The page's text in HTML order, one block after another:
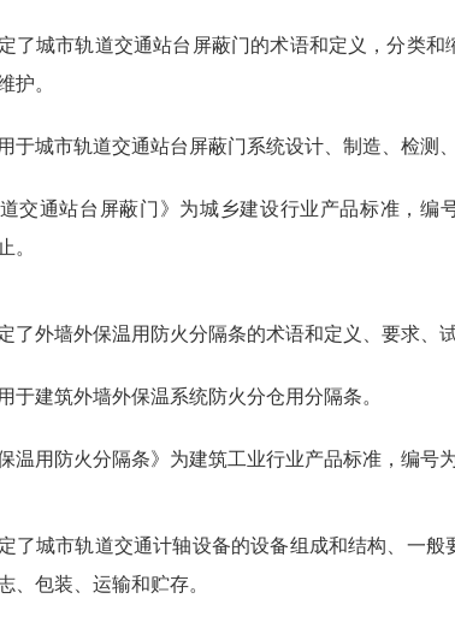
了城市轨道交通站台屏蔽门的术语和定义，分类
护。
于城市轨道交通站台屏蔽门系统设计、制造、检测
道交通站台屏蔽门》为城乡建设行业产品标准，编
。
了外墙外保温用防火分隔条的术语和定义、要求、
于建筑外墙外保温系统防火分仓用分隔条。
温用防火分隔条》为建筑工业行业产品标准，编号
了城市轨道交通计轴设备的设备组成和结构、一
、包装、运输和贮存。